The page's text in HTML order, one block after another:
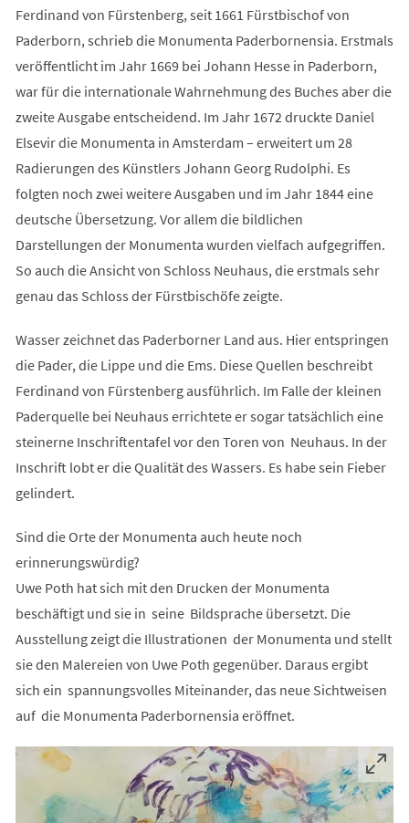
Ferdinand von Fürstenberg, seit 1661 Fürstbischof von
Paderborn, schrieb die Monumenta Paderbornensia. Erstmals
veröffentlicht im Jahr 1669 bei Johann Hesse in Paderborn,
war für die internationale Wahrnehmung des Buches aber die
zweite Ausgabe entscheidend. Im Jahr 1672 druckte Daniel
Elsevir die Monumenta in Amsterdam – erweitert um 28
Radierungen des Künstlers Johann Georg Rudolphi. Es
folgten noch zwei weitere Ausgaben und im Jahr 1844 eine
deutsche Übersetzung. Vor allem die bildlichen
Darstellungen der Monumenta wurden vielfach aufgegriffen.
So auch die Ansicht von Schloss Neuhaus, die erstmals sehr
genau das Schloss der Fürstbischöfe zeigte.
Wasser zeichnet das Paderborner Land aus. Hier entspringen
die Pader, die Lippe und die Ems. Diese Quellen beschreibt
Ferdinand von Fürstenberg ausführlich. Im Falle der kleinen
Paderquelle bei Neuhaus errichtete er sogar tatsächlich eine
steinerne Inschriftentafel vor den Toren von Neuhaus. In der
Inschrift lobt er die Qualität des Wassers. Es habe sein Fieber
gelindert.
Sind die Orte der Monumenta auch heute noch
erinnerungswürdig?
Uwe Poth hat sich mit den Drucken der Monumenta
beschäftigt und sie in seine Bildsprache übersetzt. Die
Ausstellung zeigt die Illustrationen der Monumenta und stellt
sie den Malereien von Uwe Poth gegenüber. Daraus ergibt
sich ein spannungsvolles Miteinander, das neue Sichtweisen
auf die Monumenta Paderbornensia eröffnet.